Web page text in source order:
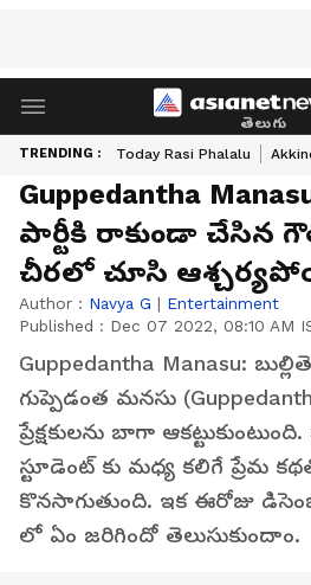
తెలుగు
TRENDING : Today Rasi Phalalu
Guppedantha
పార్టీకి రాకుండా చేసిన
చీరలో చూసి
Author : Navya G | Entertainment
Published : Dec 07 2022, 08:10 AM
Guppedantha Manasu:
గుప్పెడంత మనసు
ప్రేక్షకులను బాగా
స్టూడెంట్ కు మధ్య కలిగే ప్రేమ
కొనసాగుతుంది. ఇక ఈరోజు
లో ఏం జరిగిందో తెలుసుకుందాం.